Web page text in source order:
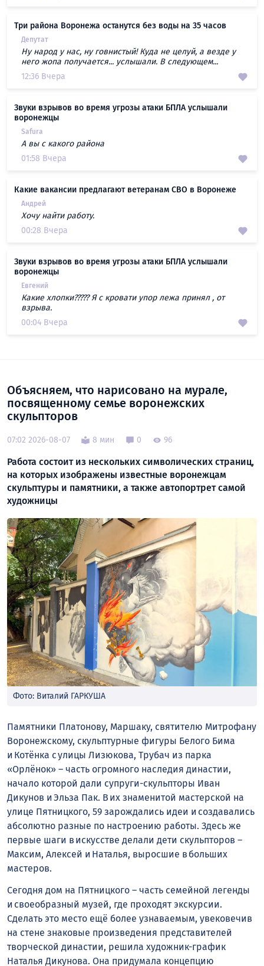
Три района Воронежа останутся без воды на 35 часов
Депутат
Ну народ у нас, ну говнистый! Куда не целуй, а везде у
него жопа получается... услышали. В следующем...
12:36 Вчера
Звуки взрывов во время угрозы атаки БПЛА услышали
воронежцы
Safura
А вы с какого района
01:58 Вчера
Какие вакансии предлагают ветеранам СВО в Воронеже
Андрей
Хочу найти работу.
00:28 Вчера
Звуки взрывов во время угрозы атаки БПЛА услышали
воронежцы
Евгений
Какие хлопки????? Я с кровати упор лежа принял , от
взрыва.
00:04 Вчера
Объясняем, что нарисовано на мурале,
посвященному семье воронежских
скульпторов
07:02 2026-08-07 8 мин 0 96
Работа состоит из нескольких символических страниц,
на которых изображены известные воронежцам
скульптуры и памятники, а также автопортрет самой
художницы
Фото: Виталий ГАРКУША
Памятники Платонову, Маршаку, святителю Митрофану
Воронежскому, скульптурные фигуры Белого Бима
и Котёнка с улицы Лизюкова, Трубач из парка
«Орлёнок» – часть огромного наследия династии,
начало которой дали супруги-скульпторы Иван
Дикунов и Эльза Пак. В их знаменитой мастерской на
улице Пятницкого, 59 зарождались идеи и создавались
абсолютно разные по настроению работы. Здесь же
первые шаги в искусстве делали дети скульпторов –
Максим, Алексей и Наталья, выросшие в больших
мастеров.
Сегодня дом на Пятницкого – часть семейной легенды
и своеобразный музей, где проходят экскурсии.
Сделать это место ещё более узнаваемым, увековечив
на стене знаковые произведения представителей
творческой династии, решила художник-график
Наталья Дикунова. Она придумала концепцию